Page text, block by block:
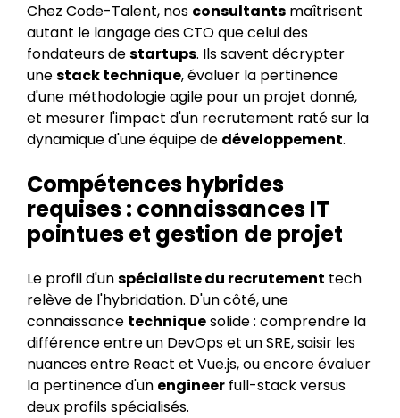
Chez Code-Talent, nos consultants maîtrisent
autant le langage des CTO que celui des
fondateurs destartups. Ils savent décrypter
unestack technique, évaluer la pertinence
d'une méthodologie agile pour un projet donné,
et mesurer l'impact d'un recrutement raté sur la
dynamique d'une équipe de développement.
Compétences hybrides
requises : connaissances IT
pointues et gestion de projet
Le profil d'unspécialiste du recrutement tech
relève de l'hybridation. D'un côté, une
connaissance techniquesolide : comprendre la
différence entre un DevOps et un SRE, saisir les
nuances entre React et Vue.js, ou encore évaluer
la pertinence d'un engineer full-stack versus
deux profils spécialisés.